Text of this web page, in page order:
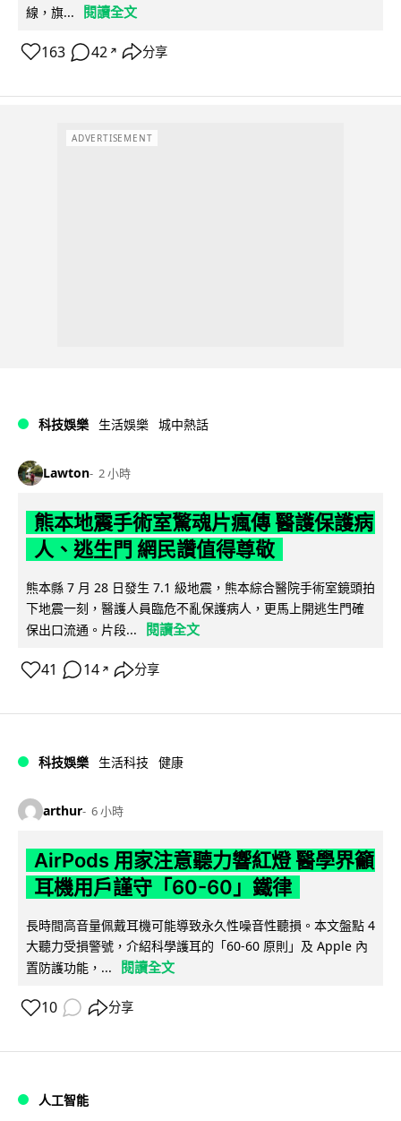
線，旗...
閱讀全文
163 42 ↗ 分享
ADVERTISEMENT
科技娛樂 生活娛樂 城中熱話
Lawton 2 小時
熊本地震手術室驚魂片瘋傳 醫護保護病
人、逃生門 網民讚值得尊敬
熊本縣 7 月 28 日發生 7.1 級地震，熊本綜合醫院手術室鏡頭拍
下地震一刻，醫護人員臨危不亂保護病人，更馬上開逃生門確
保出口流通。片段...
閱讀全文
41 14 ↗ 分享
科技娛樂 生活科技 健康
arthur 6 小時
AirPods 用家注意聽力響紅燈 醫學界籲
耳機用戶謹守「60-60」鐵律
長時間高音量佩戴耳機可能導致永久性噪音性聽損。本文盤點 4
大聽力受損警號，介紹科學護耳的「60-60 原則」及 Apple 內
置防護功能，...
閱讀全文
10 分享
人工智能